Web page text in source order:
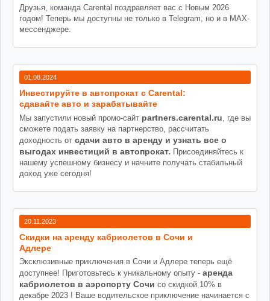
Друзья, команда Carental поздравляет вас с Новым 2026
годом! Теперь мы доступны не только в Telegram, но и в MAX-
мессенджере.
01.08.2024
Инвестируйте в автопрокат с Carental:
сдавайте авто и зарабатывайте
Мы запустили новый промо-сайт partners.carental.ru, где вы
сможете подать заявку на партнерство, рассчитать
доходность от сдачи авто в аренду и узнать все о
выгодах инвестиций в автопрокат. Присоединяйтесь к
нашему успешному бизнесу и начните получать стабильный
доход уже сегодня!
20.11.2023
Cкидки на аренду кабриолетов в Сочи и
Адлере
Эксклюзивные приключения в Сочи и Адлере теперь ещё
доступнее! Приготовьтесь к уникальному опыту - аренда
кабриолетов в аэропорту Сочи со скидкой 10% в
декабре 2023 ! Ваше водительское приключение начинается с